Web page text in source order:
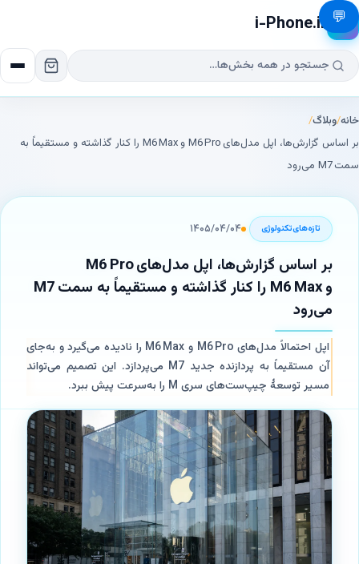
📱
i-Phone.ir
خانه/وبلاگ/
بر اساس گزارش‌ها، اپل مدل‌های M6 Pro و M6 Max را کنار گذاشته و مستقیماً به
سمت M7 می‌رود
تازه‌های‌تکنولوژی ۱۴۰۵/۰۴/۰۴
بر اساس گزارش‌ها، اپل مدل‌های M6 Pro
و M6 Max را کنار گذاشته و مستقیماً به سمت M7
می‌رود
اپل احتمالاً مدل‌های M6 Pro و M6 Max را نادیده می‌گیرد و به‌جای
آن مستقیماً به پردازنده جدید M7 می‌پردازد. این تصمیم می‌تواند
مسیر توسعهٔ چیپ‌ست‌های سری M را به‌سرعت پیش ببرد.
💬